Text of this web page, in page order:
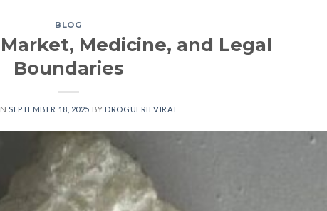
BLOG
Medicine, and Legal
Boundaries
SEPTEMBER 18, 2025 BY DROGUERIEVIRAL